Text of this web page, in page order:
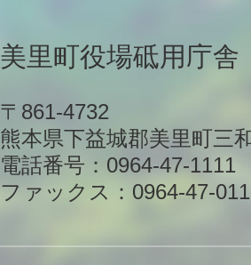
美里町役場砥用庁舎
〒861-4732
熊本県下益城郡美里町三
電話番号：0964-47-1111
ファックス：0964-47-